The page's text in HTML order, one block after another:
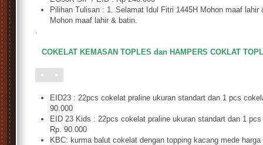
Pilihan Tulisan : 1. Selamat Idul Fitri 1445H Mohon maaf
Mohon maaf lahir & batin.
.
COKELAT KEMASAN TOPLES dan HAMPERS COKLAT
EID23 : 22pcs cokelat praline ukuran standart dan 1 pcs
90.000
EID 23 Kids : 22pcs cokelat praline ukuran standart dan 1
Rp. 90.000
KBC: kurma balut cokelat dengan topping kacang mede harga